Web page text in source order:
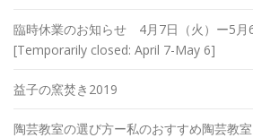
臨時休業のお知らせ 4月7日（火）ー5
[Temporarily closed: April 7-May 6]
益子の窯焚き2019
陶芸教室の選び方ー私のおすすめ陶芸教